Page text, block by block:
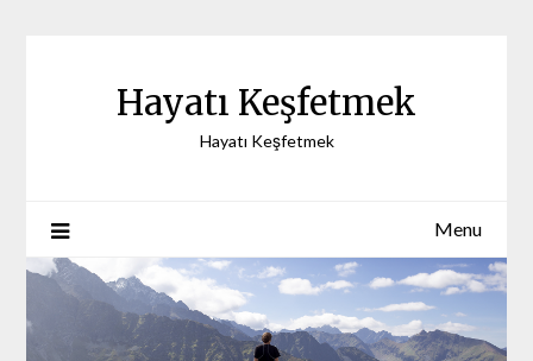
Hayatı Keşfetmek
Hayatı Keşfetmek
Menu